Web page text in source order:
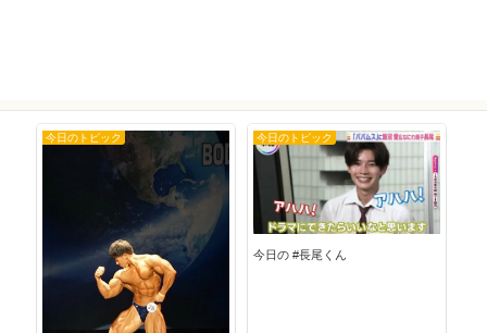
今日のトピック 今日のトピック
今日の #長尾くん